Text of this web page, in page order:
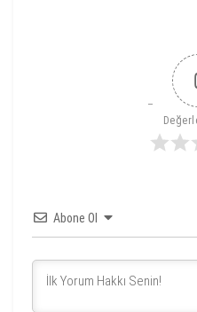
Abone Ol